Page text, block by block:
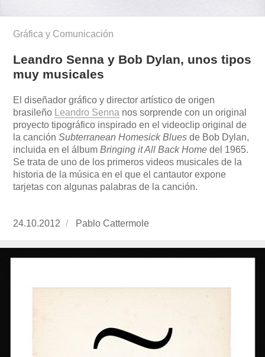
Gráfica y Comunicación
Leandro Senna y Bob Dylan, unos tipos
muy musicales
El diseñador gráfico y director artístico de origen
brasileño
Leandro Senna nos sorprende con un original
proyecto tipográfico inspirado en el videoclip original de
la canciónSubterranean Homesick Blues de Bob Dylan,
incluida en el álbumBringing it All Back Homedel 1965.
Se trata de uno de los primeros videos musicales de la
historia de la música en el que el cantautor expone
tarjetas con algunas palabras de la canción.
Publicado
24.10.2012 https://www.experimenta.es/author/
Pablo Cattermole